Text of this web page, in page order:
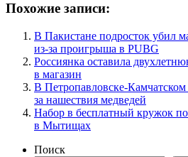
Похожие записи:
В Пакистане подросток убил
из-за проигрыша в PUBG
Россиянка оставила
в магазин
В Петропавловске-
за нашествия медведей
Набор в бесплатный кружок
в Мытищах
Поиск